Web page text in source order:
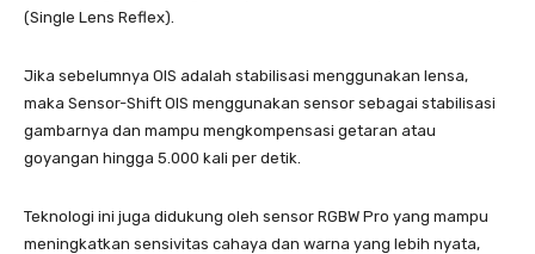
(Single Lens Reflex).
Jika sebelumnya OIS adalah stabilisasi menggunakan lensa,
maka Sensor-Shift OIS menggunakan sensor sebagai stabilisasi
gambarnya dan mampu mengkompensasi getaran atau
goyangan hingga 5.000 kali per detik.
Teknologi ini juga didukung oleh sensor RGBW Pro yang mampu
meningkatkan sensivitas cahaya dan warna yang lebih nyata,